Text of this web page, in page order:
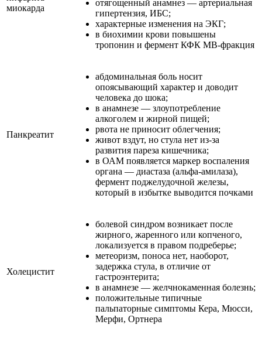
миокарда
отягощенный анамнез — артериальная
гипертензия, ИБС;
характерные изменения на ЭКГ;
в биохимии крови повышены
тропонин и фермент КФК МВ-фракция
Панкреатит
абдоминальная боль носит
опоясывающий характер и доводит
человека до шока;
в анамнезе — злоупотребление
алкоголем и жирной пищей;
рвота не приносит облегчения;
живот вздут, но стула нет из-за
развития пареза кишечника;
в ОАМ появляется маркер воспаления
органа — диастаза (альфа-амилаза),
фермент поджелудочной железы,
который в избытке выводится почками
Холецистит
болевой синдром возникает после
жирного, жаренного или копченого,
локализуется в правом подреберье;
метеоризм, поноса нет, наоборот,
задержка стула, в отличие от
гастроэнтерита;
в анамнезе — желчнокаменная болезнь;
положительные типичные
пальпаторные симптомы Кера, Мюсси,
Мерфи, Ортнера